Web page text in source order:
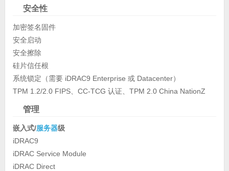
安全性
加密签名固件
安全启动
安全擦除
硅片信任根
系统锁定（需要 iDRAC9 Enterprise 或 Datacenter）
TPM 1.2/2.0 FIPS、CC-TCG 认证、TPM 2.0 China NationZ
管理
嵌入式/服务器级
iDRAC9
iDRAC Service Module
iDRAC Direct